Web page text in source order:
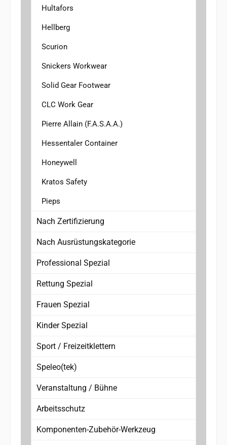
Hultafors
Hellberg
Scurion
Snickers Workwear
Solid Gear Footwear
CLC Work Gear
Pierre Allain (F.A.S.A.A.)
Hessentaler Container
Honeywell
Kratos Safety
Pieps
Nach Zertifizierung
Nach Ausrüstungskategorie
Professional Spezial
Rettung Spezial
Frauen Spezial
Kinder Spezial
Sport / Freizeitklettern
Speleo(tek)
Veranstaltung / Bühne
Arbeitsschutz
Komponenten-Zubehör-Werkzeug